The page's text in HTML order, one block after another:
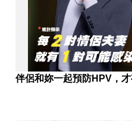
伴侶和妳一起預防HPV，才